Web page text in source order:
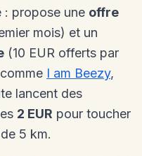
: propose une offre
mois) et un
(10 EUR offerts par
I am Beezy,
lancent des
2 EUR pour toucher
5 km.